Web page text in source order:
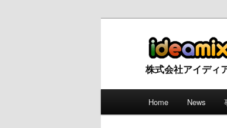
株式会社アイディ
メ
サ
Home News